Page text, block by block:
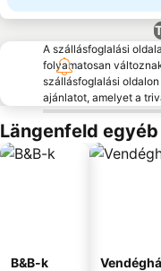
A szállásfoglalási
folyamatosan
szállásfoglalási
ajánlatot, amelyet a
Längenfeld
B&B-k
Vendéghá